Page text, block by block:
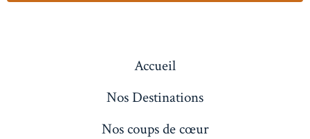
Accueil
Nos Destinations
Nos coups de cœur